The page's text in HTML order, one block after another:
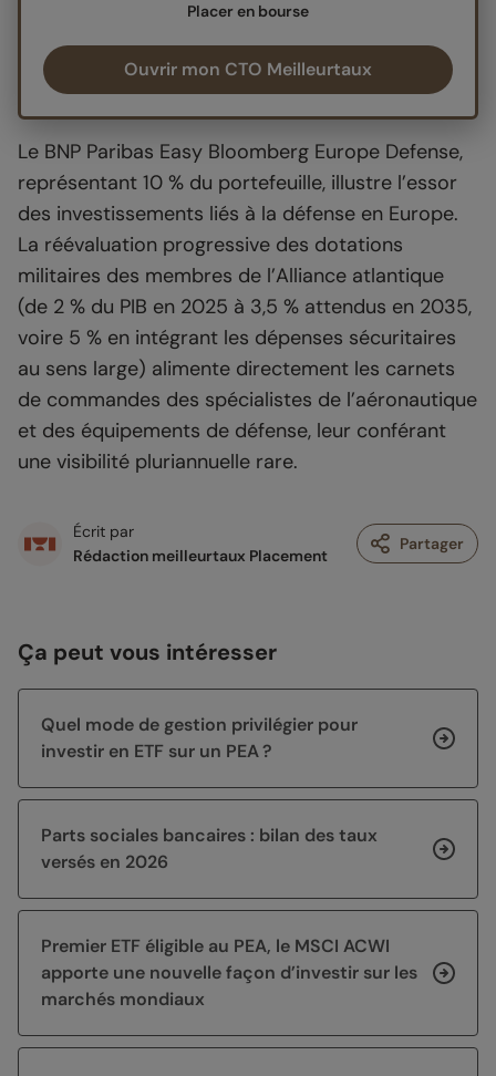
Placer en bourse
Ouvrir mon CTO Meilleurtaux
Le BNP Paribas Easy Bloomberg Europe Defense,
représentant 10 % du portefeuille, illustre l’essor
des investissements liés à la défense en Europe.
La réévaluation progressive des dotations
militaires des membres de l’Alliance atlantique
(de 2 % du PIB en 2025 à 3,5 % attendus en 2035,
voire 5 % en intégrant les dépenses sécuritaires
au sens large) alimente directement les carnets
de commandes des spécialistes de l’aéronautique
et des équipements de défense, leur conférant
une visibilité pluriannuelle rare.
Écrit par
Rédaction meilleurtaux Placement
Partager
Ça peut vous intéresser
Quel mode de gestion privilégier pour
investir en ETF sur un PEA ?
Parts sociales bancaires : bilan des taux
versés en 2026
Premier ETF éligible au PEA, le MSCI ACWI
apporte une nouvelle façon d’investir sur les
marchés mondiaux